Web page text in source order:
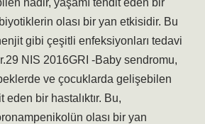
nadir, yaşamı tehdit eden bir
olası bir yan etkisidir. Bu
gibi çeşitli enfeksiyonları tedavi
NIS 2016GRI -Baby sendromu,
ve çocuklarda gelişebilen
eden bir hastalıktır. Bu,
olası bir yan